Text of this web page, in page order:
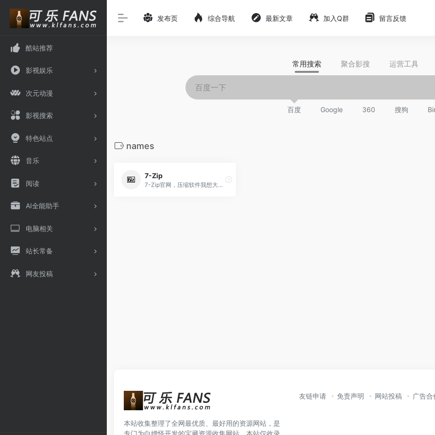
酷站推荐
影视娱乐
次元动漫
影视搜索
特色站点
音乐
阅读
AI全能助手
电脑相关
站长常备
网友投稿
发布页 综合导航 最新文章 加入Q群 留言反馈
常用搜索 聚合影搜 运营工具
百度 Google 360 搜狗
names
7-Zip
7-Zip官网，压缩软件我想大家都需要
本站收集整理了全网最优质、最好用的资源网站，是
专门为白嫖怪开发的宝藏资源收集网站。本站仅收录
友链申请 免责声明 网站投稿 广告合